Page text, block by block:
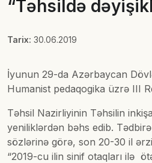
“Təhsildə
Tarix: 30.06.2019
İyunun 29-da Azərbaycan
Humanist pedaqogika üzrə III
Təhsil Nazirliyinin Təhsilin
yeniliklərdən bəhs edib.
sözlərinə görə, son 20-30 il
“2019-cu ilin sinif otaqları ilə